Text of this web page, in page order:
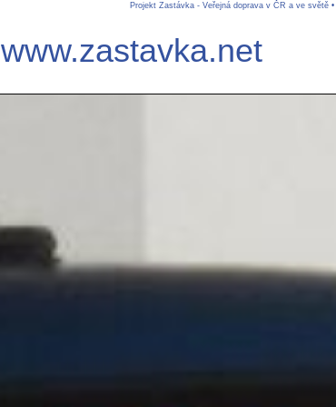
Projekt Zastávka - Veřejná doprava v ČR a ve světě•
www.zastavka.net